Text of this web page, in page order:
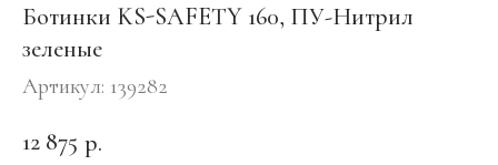
Ботинки KS-SAFETY 160, ПУ-Нитрил
зеленые
Артикул: 139282
12 875 р.